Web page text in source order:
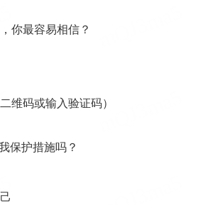
你最容易相信？
维码或输入验证码）
保护措施吗？